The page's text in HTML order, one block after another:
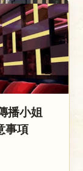
播小姐
事項